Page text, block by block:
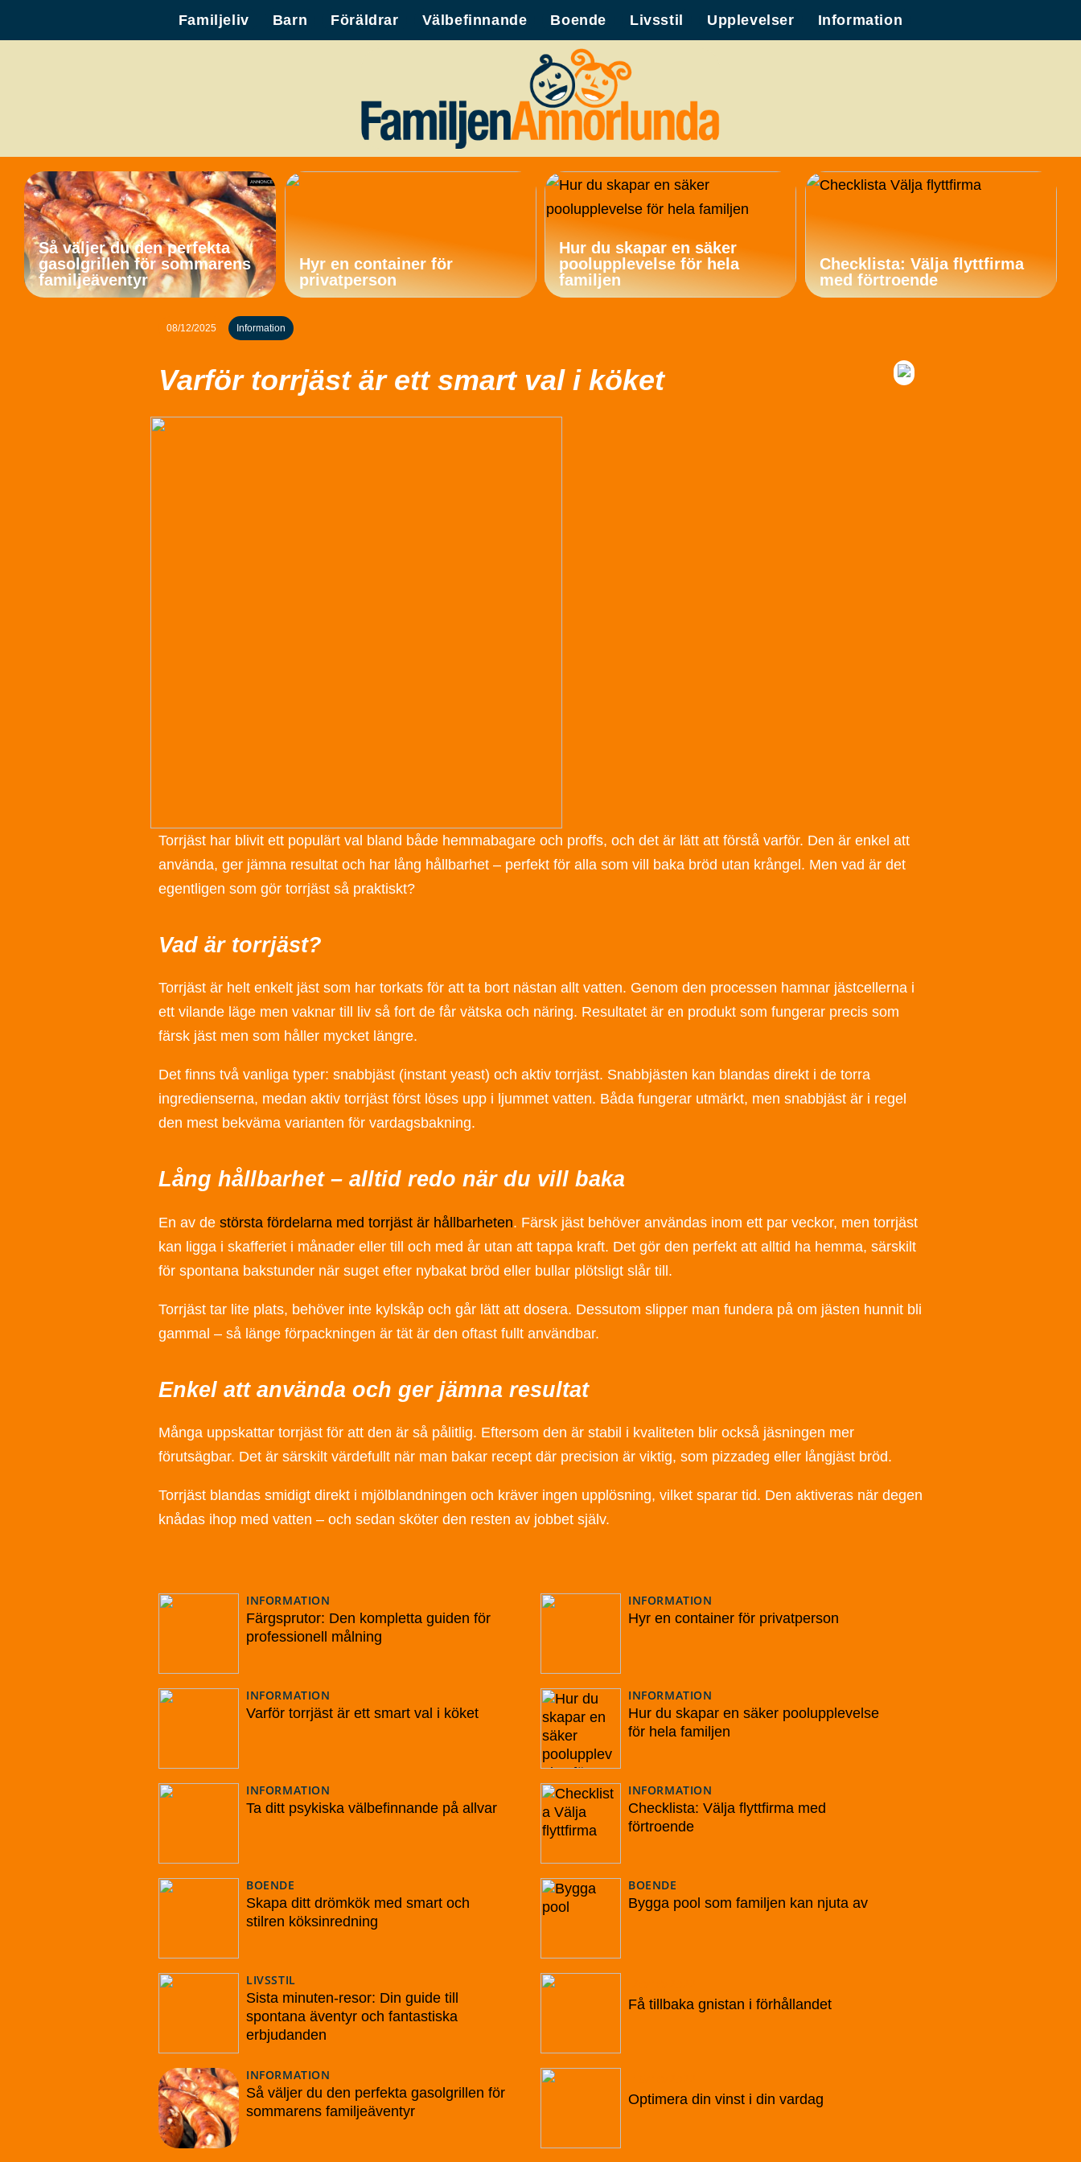
Familjeliv Barn Föräldrar Välbefinnande Boende Livsstil Upplevelser Information
Så väljer du den perfekta
gasolgrillen för sommarens
familjeäventyr
Hyr en container för
privatperson
Hur du skapar en säker
poolupplevelse för hela
familjen
Checklista: Välja flyttfirma
med förtroende
08/12/2025 Information
Varför torrjäst är ett smart val i köket
Torrjäst har blivit ett populärt val bland både hemmabagare och proffs, och det är lätt att förstå varför. Den är enkel att
använda, ger jämna resultat och har lång hållbarhet – perfekt för alla som vill baka bröd utan krångel. Men vad är det
egentligen som gör torrjäst så praktiskt?
Vad är torrjäst?
Torrjäst är helt enkelt jäst som har torkats för att ta bort nästan allt vatten. Genom den processen hamnar jästcellerna i
ett vilande läge men vaknar till liv så fort de får vätska och näring. Resultatet är en produkt som fungerar precis som
färsk jäst men som håller mycket längre.
Det finns två vanliga typer: snabbjäst (instant yeast) och aktiv torrjäst. Snabbjästen kan blandas direkt i de torra
ingredienserna, medan aktiv torrjäst först löses upp i ljummet vatten. Båda fungerar utmärkt, men snabbjäst är i regel
den mest bekväma varianten för vardagsbakning.
Lång hållbarhet – alltid redo när du vill baka
En av de största fördelarna med torrjäst är hållbarheten. Färsk jäst behöver användas inom ett par veckor, men torrjäst
kan ligga i skafferiet i månader eller till och med år utan att tappa kraft. Det gör den perfekt att alltid ha hemma, särskilt
för spontana bakstunder när suget efter nybakat bröd eller bullar plötsligt slår till.
Torrjäst tar lite plats, behöver inte kylskåp och går lätt att dosera. Dessutom slipper man fundera på om jästen hunnit bli
gammal – så länge förpackningen är tät är den oftast fullt användbar.
Enkel att använda och ger jämna resultat
Många uppskattar torrjäst för att den är så pålitlig. Eftersom den är stabil i kvaliteten blir också jäsningen mer
förutsägbar. Det är särskilt värdefullt när man bakar recept där precision är viktig, som pizzadeg eller långjäst bröd.
Torrjäst blandas smidigt direkt i mjölblandningen och kräver ingen upplösning, vilket sparar tid. Den aktiveras när degen
knådas ihop med vatten – och sedan sköter den resten av jobbet själv.
INFORMATION
Färgsprutor: Den kompletta guiden för
professionell målning
INFORMATION
Varför torrjäst är ett smart val i köket
INFORMATION
Ta ditt psykiska välbefinnande på allvar
BOENDE
Skapa ditt drömkök med smart och
stilren köksinredning
LIVSSTIL
Sista minuten-resor: Din guide till
spontana äventyr och fantastiska
erbjudanden
INFORMATION
Så väljer du den perfekta gasolgrillen för
sommarens familjeäventyr
INFORMATION
Hyr en container för privatperson
INFORMATION
Hur du skapar en säker poolupplevelse
för hela familjen
INFORMATION
Checklista: Välja flyttfirma med
förtroende
BOENDE
Bygga pool som familjen kan njuta av
Få tillbaka gnistan i förhållandet
Optimera din vinst i din vardag